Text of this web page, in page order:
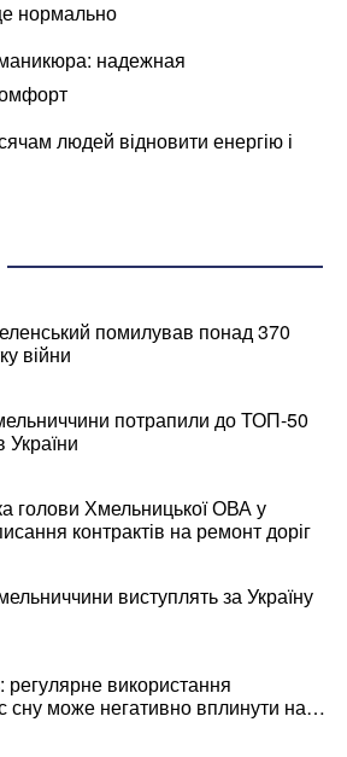
нормально
надежная
людей відновити енергію і
помилував понад 370
війни
потрапили до ТОП-50
України
голови Хмельницької ОВА у
контрактів на ремонт доріг
виступлять за Україну
регулярне використання
сну може негативно вплинути на